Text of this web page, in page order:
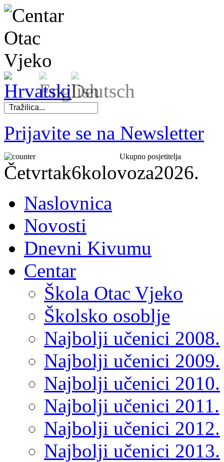
Prijavite se na Newsletter
Ukupno posjetitelja
Četvrtak6kolovoza2026.
Naslovnica
Novosti
Dnevni Kivumu
Centar
Škola Otac Vjeko
Školsko osoblje
Najbolji učenici 2008.
Najbolji učenici 2009.
Najbolji učenici 2010.
Najbolji učenici 2011.
Najbolji učenici 2012.
Najbolji učenici 2013.